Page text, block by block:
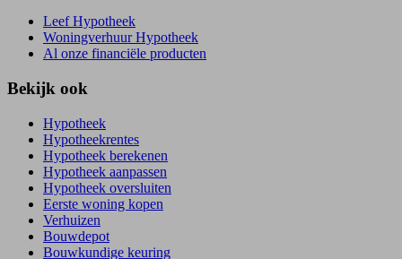
Leef Hypotheek
Woningverhuur Hypotheek
Al onze financiële producten
Bekijk ook
Hypotheek
Hypotheekrentes
Hypotheek berekenen
Hypotheek aanpassen
Hypotheek oversluiten
Eerste woning kopen
Verhuizen
Bouwdepot
Bouwkundige keuring